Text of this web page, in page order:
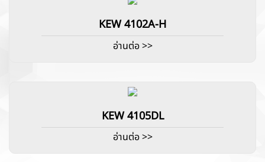
KEW 4102A-H
อ่านต่อ >>
KEW 4105DL
อ่านต่อ >>